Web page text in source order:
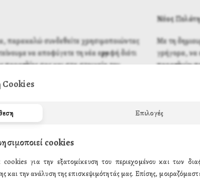
παρακαλώ συνδεθείτε χρησιμοποιώντας
να αποφύγετε τη νέα εγγραφή διότι
σας και στα στοιχεία του
Νέος
Με τη
γρήγορα, να
παραγγελιών
Cookies
Επιλογές
cookies
cookies για την εξατομίκευση του περιεχομένου και των
και την ανάλυση της επισκεψιμότητάς μας. Επίσης,